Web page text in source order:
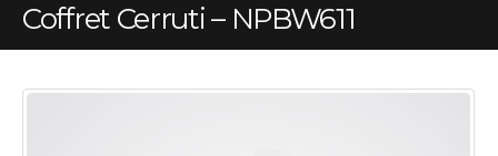
Coffret Cerruti – NPBW611